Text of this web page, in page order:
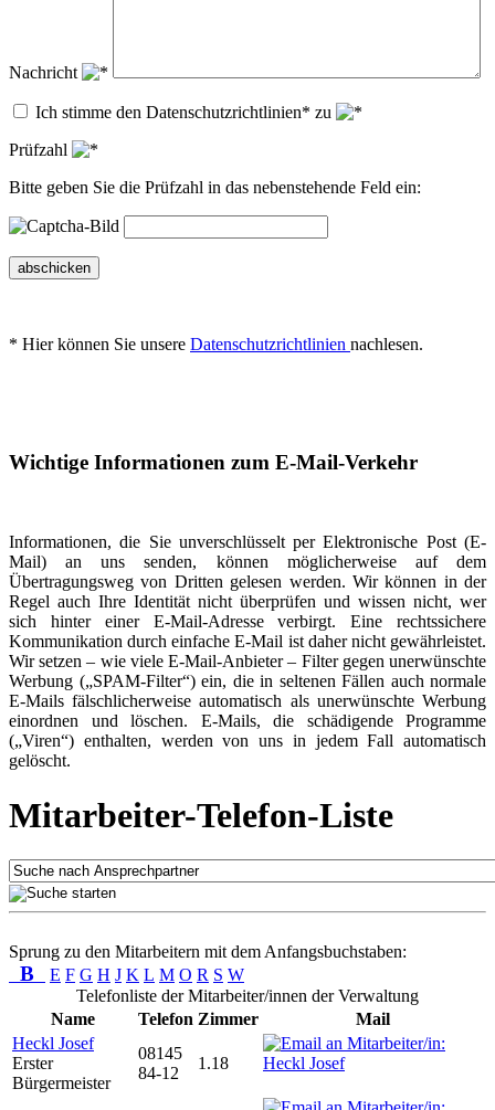
Nachricht
Ich stimme den Datenschutzrichtlinien* zu
Prüfzahl
Bitte geben Sie die Prüfzahl in das nebenstehende Feld ein:
abschicken
* Hier können Sie unsere Datenschutzrichtlinien nachlesen.
Wichtige Informationen zum E-Mail-Verkehr
Informationen, die Sie unverschlüsselt per Elektronische Post (E-
Mail) an uns senden, können möglicherweise auf dem
Übertragungsweg von Dritten gelesen werden. Wir können in der
Regel auch Ihre Identität nicht überprüfen und wissen nicht, wer
sich hinter einer E-Mail-Adresse verbirgt. Eine rechtssichere
Kommunikation durch einfache E-Mail ist daher nicht gewährleistet.
Wir setzen – wie viele E-Mail-Anbieter – Filter gegen unerwünschte
Werbung („SPAM-Filter“) ein, die in seltenen Fällen auch normale
E-Mails fälschlicherweise automatisch als unerwünschte Werbung
einordnen und löschen. E-Mails, die schädigende Programme
(„Viren“) enthalten, werden von uns in jedem Fall automatisch
gelöscht.
Mitarbeiter-Telefon-Liste
Sprung zu den Mitarbeitern mit dem Anfangsbuchstaben:
B E F G H J K L M O R S W
Telefonliste der Mitarbeiter/innen der Verwaltung
Name
Telefon Zimmer
Mail
Heckl Josef
Erster
Bürgermeister
08145
84-12
1.18